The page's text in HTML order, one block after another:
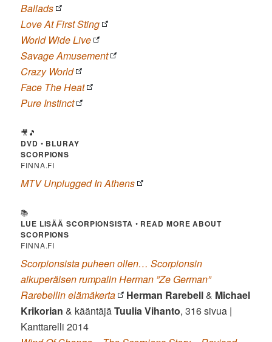
Ballads
Love At First Sting
World Wide Live
Savage Amusement
Crazy World
Face The Heat
Pure Instinct
🎥🎵
DVD • BLURAY
SCORPIONS
FINNA.FI
MTV Unplugged In Athens
📚
LUE LISÄÄ SCORPIONSISTA • READ MORE ABOUT
SCORPIONS
FINNA.FI
Scorpionsista puheen ollen… Scorpionsin
alkuperäisen rumpalin Herman ”Ze German”
Rarebellin elämäkerta
Herman Rarebell& Michael
Krikorian & kääntäjäTuulia Vihanto, 316 sivua |
Kanttarelli 2014